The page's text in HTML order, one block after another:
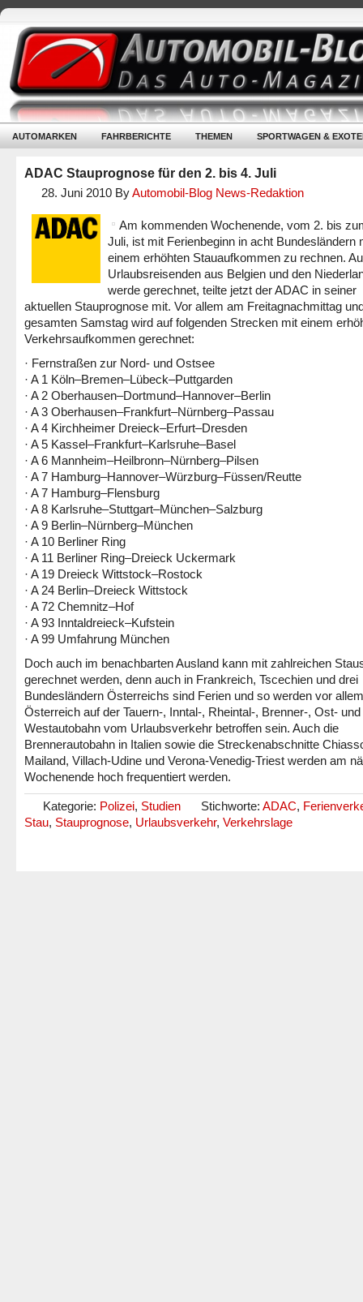
AUTOMARKEN FAHRBERICHTE THEMEN SPORTWAGEN &
ADAC Stauprognose für den 2. bis 4. Juli
28. Juni 2010 ByAutomobil-Blog News-Redaktion
Am kommenden Wochenende, vom 2. bis
Juli, ist mit Ferienbeginn in acht Bundesländern
einem erhöhten Stauaufkommen zu rechnen.
Urlaubsreisenden aus Belgien und den
werde gerechnet, teilte jetzt der ADAC in seiner
aktuellen Stauprognose mit. Vor allem am Freitagnachmittag
gesamten Samstag wird auf folgenden Strecken mit einem
Verkehrsaufkommen gerechnet:
· Fernstraßen zur Nord- und Ostsee
· A 1 Köln–Bremen–Lübeck–Puttgarden
· A 2 Oberhausen–Dortmund–Hannover–Berlin
· A 3 Oberhausen–Frankfurt–Nürnberg–Passau
· A 4 Kirchheimer Dreieck–Erfurt–Dresden
· A 5 Kassel–Frankfurt–Karlsruhe–Basel
· A 6 Mannheim–Heilbronn–Nürnberg–Pilsen
· A 7 Hamburg–Hannover–Würzburg–Füssen/Reutte
· A 7 Hamburg–Flensburg
· A 8 Karlsruhe–Stuttgart–München–Salzburg
· A 9 Berlin–Nürnberg–München
· A 10 Berliner Ring
· A 11 Berliner Ring–Dreieck Uckermark
· A 19 Dreieck Wittstock–Rostock
· A 24 Berlin–Dreieck Wittstock
· A 72 Chemnitz–Hof
· A 93 Inntaldreieck–Kufstein
· A 99 Umfahrung München
Doch auch im benachbarten Ausland kann mit zahlreichen
gerechnet werden, denn auch in Frankreich, Tscechien und drei
Bundesländern Österreichs sind Ferien und so werden vor
Österreich auf der Tauern-, Inntal-, Rheintal-, Brenner-, Ost- und
Westautobahn vom Urlaubsverkehr betroffen sein. Auch die
Brennerautobahn in Italien sowie die Streckenabschnitte
Mailand, Villach-Udine und Verona-Venedig-Triest werden am
Wochenende hoch frequentiert werden.
Kategorie: Polizei, Studien Stichworte: ADAC,
Stau, Stauprognose, Urlaubsverkehr, Verkehrslage